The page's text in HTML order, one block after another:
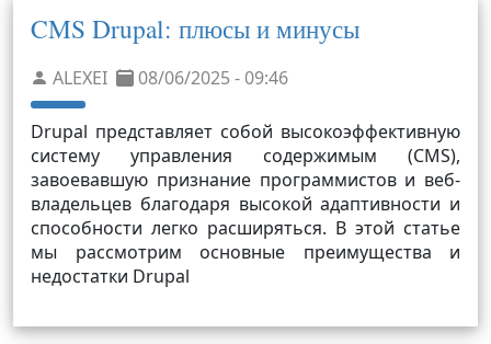
CMS Drupal: плюсы и минусы
ALEXEI 08/06/2025 - 09:46
Drupal представляет собой высокоэффективную
систему управления содержимым (CMS),
завоевавшую признание программистов и веб-
владельцев благодаря высокой адаптивности и
способности легко расширяться. В этой статье
мы рассмотрим основные преимущества и
недостатки Drupal